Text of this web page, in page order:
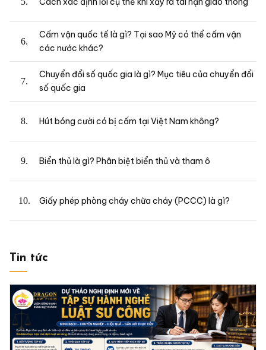
Cấm vận quốc tế là gì? Tại sao Mỹ có thể cấm vận
các nước khác?
Chuyển đổi số quốc gia là gì? Mục tiêu của chuyển đổi
số quốc gia
Hút bóng cười có bị cấm tại Việt Nam không?
Biển thủ là gì? Phân biệt biển thủ và tham ô
Giấy phép phòng cháy chữa cháy (PCCC) là gì?
Tin tức